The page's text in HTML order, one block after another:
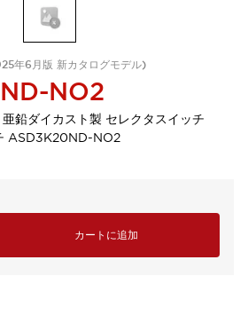
年6月版 新カタログモデル)
NO2
鉛ダイカスト製 セレクタスイッチ
ASD3K20ND-NO2
カートに追加